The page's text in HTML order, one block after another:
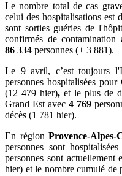
Le nombre total de cas
celui des hospitalisations est
sont sorties guéries de
confirmés de
86 334 personnes (+ 3 881).
Le 9 avril, c’est toujours
personnes hospitalisées
(12 479 hier),et le plus de
Grand Est avec 4 769
décès (1 781 hier).
En régionProvence-Alpes-
personnes sont
personnes sont
hier) et le nombre cumulé de